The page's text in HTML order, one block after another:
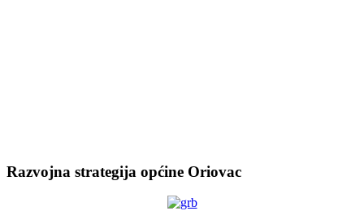
Razvojna strategija općine Oriovac